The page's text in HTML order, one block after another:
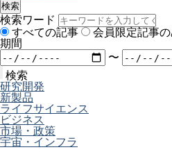
検索
検索ワード
すべての記事
会員限定記事の
期間
〜
検索
研究開発
新製品
ライフサイエンス
ビジネス
市場・政策
宇宙・インフラ